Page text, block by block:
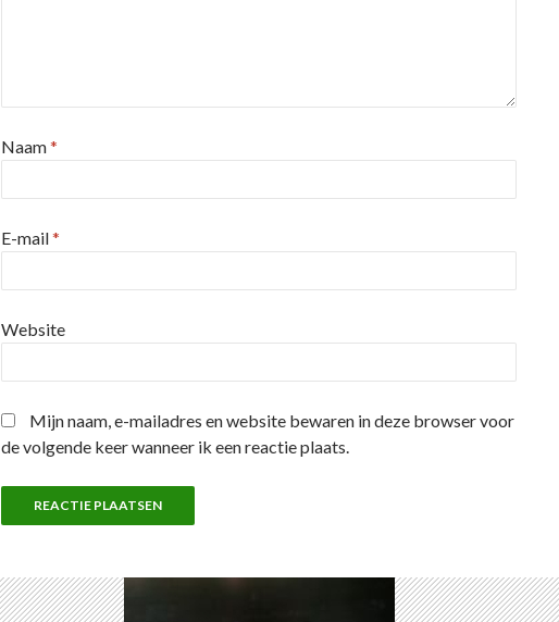
Naam*
E-mail*
Website
Mijn naam, e-mailadres en website bewaren in deze browser voor
de volgende keer wanneer ik een reactie plaats.